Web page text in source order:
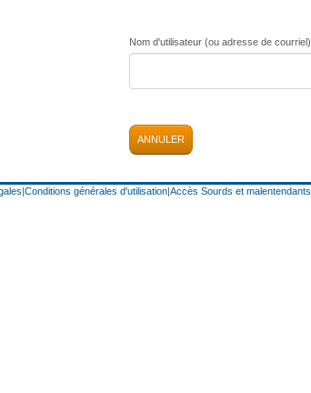
Nom d'utilisateur (ou adresse de courriel)
ANNULER
|Conditions générales d'utilisation|Accès Sourds et malentendants